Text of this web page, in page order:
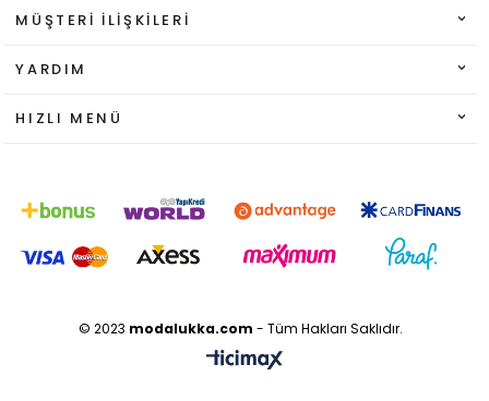
MÜŞTERI İLIŞKILERI
YARDIM
HIZLI MENÜ
© 2023 modalukka.com - Tüm Hakları Saklıdır.